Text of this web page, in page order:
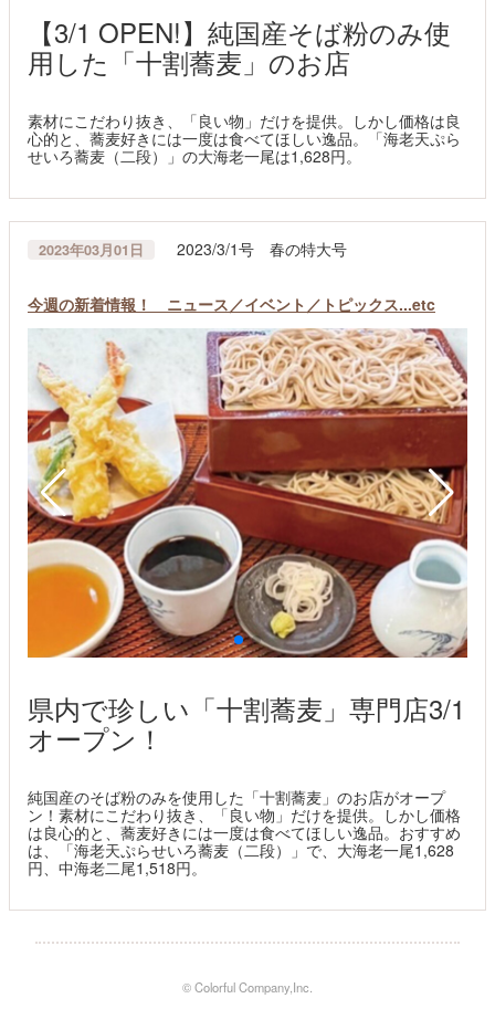
【3/1 OPEN!】純国産そば粉のみ使
用した「十割蕎麦」のお店
素材にこだわり抜き、「良い物」だけを提供。しかし価格は良
心的と、蕎麦好きには一度は食べてほしい逸品。「海老天ぷら
せいろ蕎麦（二段）」の大海老一尾は1,628円。
2023年03月01日 2023/3/1号 春の特大号
今週の新着情報！ ニュース／イベント／トピックス...etc
県内で珍しい「十割蕎麦」専門店3/1
オープン！
純国産のそば粉のみを使用した「十割蕎麦」のお店がオープ
ン！素材にこだわり抜き、「良い物」だけを提供。しかし価格
は良心的と、蕎麦好きには一度は食べてほしい逸品。おすすめ
は、「海老天ぷらせいろ蕎麦（二段）」で、大海老一尾1,628
円、中海老二尾1,518円。
© Colorful Company,Inc.